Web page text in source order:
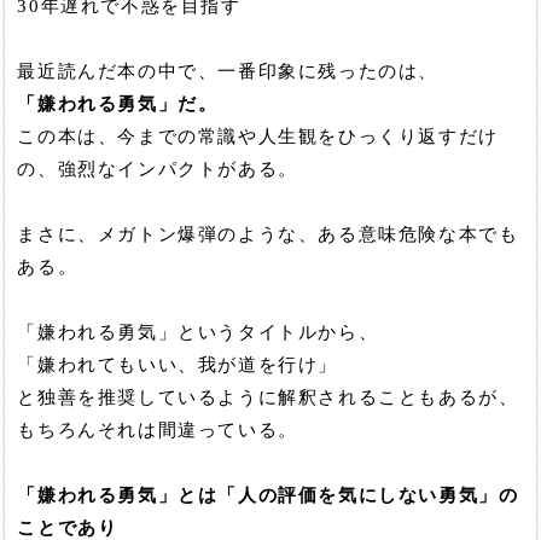
30年遅れで不惑を目指す
最近読んだ本の中で、一番印象に残ったのは、
「嫌われる勇気」だ。
この本は、今までの常識や人生観をひっくり返すだけ
の、強烈なインパクトがある。
まさに、メガトン爆弾のような、ある意味危険な本でも
ある。
「嫌われる勇気」というタイトルから、
「嫌われてもいい、我が道を行け」
と独善を推奨しているように解釈されることもあるが、
もちろんそれは間違っている。
「嫌われる勇気」とは「人の評価を気にしない勇気」の
ことであり